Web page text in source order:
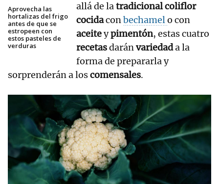
Aprovecha las
hortalizas del frigo
antes de que se
estropeen con
estos pasteles de
verduras
allá de latradicionalcoliflor
cocidaconbechamelo con
aceiteypimentón, estas cuatro
recetasdaránvariedada la
forma de prepararla y
sorprenderán a loscomensales.